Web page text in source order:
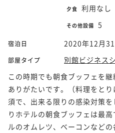
夕食 利用なし
その他設備 5
宿泊日 2020年12月
部屋タイプ
別館ビジネス
この時期でも朝食ブッフェを
ありがたいです。（料理をと
須で、出来る限りの感染対策
りホテルの朝食ブッフェは最
ルのオムレツ、ベーコンなど